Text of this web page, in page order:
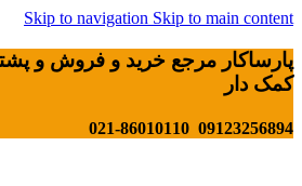
Skip to navigation Skip to main content
پارساکار مرجع خرید و فروش و
کمک دار
09123256894 021-86010110